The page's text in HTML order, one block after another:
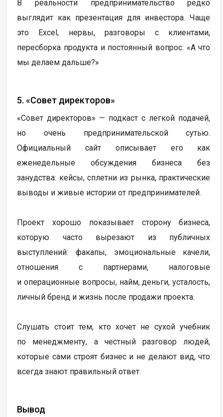
В реальности предпринимательство редко
выглядит как презентация для инвестора. Чаще
это Excel, нервы, разговоры с клиентами,
пересборка продукта и постоянный вопрос: «А что
мы делаем дальше?»
5. «Совет директоров»
«Совет директоров» — подкаст с легкой подачей,
но очень предпринимательской сутью.
Официальный сайт описывает его как
еженедельные обсуждения бизнеса без
занудства: кейсы, сплетни из рынка, практические
выводы и живые истории от предпринимателей.
Проект хорошо показывает сторону бизнеса,
которую часто вырезают из публичных
выступлений: факапы, эмоциональные качели,
отношения с партнерами, налоговые
и операционные вопросы, найм, деньги, усталость,
личный бренд и жизнь после продажи проекта.
Слушать стоит тем, кто хочет не сухой учебник
по менеджменту, а честный разговор людей,
которые сами строят бизнес и не делают вид, что
всегда знают правильный ответ.
Вывод